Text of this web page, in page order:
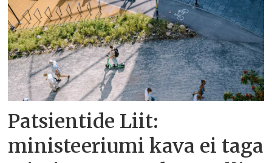
Patsientide Liit:
ministeeriumi kava ei taga